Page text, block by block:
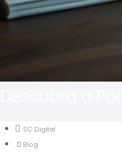
SC Digital
Blog